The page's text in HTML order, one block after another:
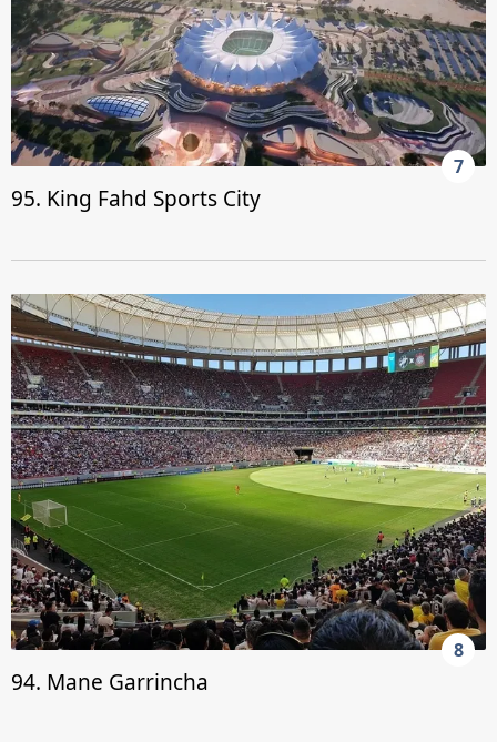
7
95. King Fahd Sports City
8
94. Mane Garrincha